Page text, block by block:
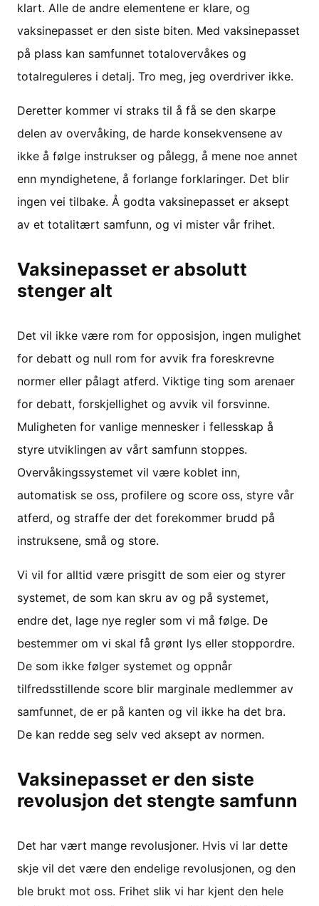
klart. Alle de andre elementene er klare, og
vaksinepasset er den siste biten. Med vaksinepasset
på plass kan samfunnet totalovervåkes og
totalreguleres i detalj. Tro meg, jeg overdriver ikke.
Deretter kommer vi straks til å få se den skarpe
delen av overvåking, de harde konsekvensene av
ikke å følge instrukser og pålegg, å mene noe annet
enn myndighetene, å forlange forklaringer. Det blir
ingen vei tilbake. Å godta vaksinepasset er aksept
av et totalitært samfunn, og vi mister vår frihet.
Vaksinepasset er absolutt
stenger alt
Det vil ikke være rom for opposisjon, ingen mulighet
for debatt og null rom for avvik fra foreskrevne
normer eller pålagt atferd. Viktige ting som arenaer
for debatt, forskjellighet og avvik vil forsvinne.
Muligheten for vanlige mennesker i fellesskap å
styre utviklingen av vårt samfunn stoppes.
Overvåkingssystemet vil være koblet inn,
automatisk se oss, profilere og score oss, styre vår
atferd, og straffe der det forekommer brudd på
instruksene, små og store.
Vi vil for alltid være prisgitt de som eier og styrer
systemet, de som kan skru av og på systemet,
endre det, lage nye regler som vi må følge. De
bestemmer om vi skal få grønt lys eller stoppordre.
De som ikke følger systemet og oppnår
tilfredsstillende score blir marginale medlemmer av
samfunnet, de er på kanten og vil ikke ha det bra.
De kan redde seg selv ved aksept av normen.
Vaksinepasset er den siste
revolusjon det stengte samfunn
Det har vært mange revolusjoner. Hvis vi lar dette
skje vil det være den endelige revolusjonen, og den
ble brukt mot oss. Frihet slik vi har kjent den hele